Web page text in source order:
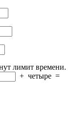
лимит времени.
+ четыре =